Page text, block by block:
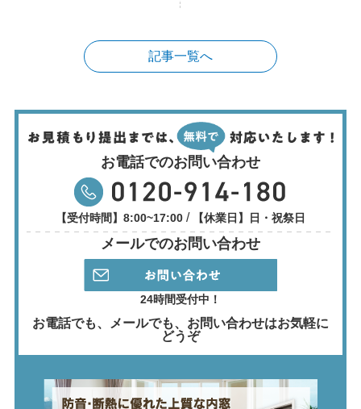
記事一覧へ
お電話でのお問い合わせ
【受付時間】8:00~17:00 / 【休業日】日・祝祭日
メールでのお問い合わせ
24時間受付中！
お電話でも、メールでも、 お問い合わせはお気軽に
どうぞ